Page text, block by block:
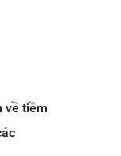
về tiềm